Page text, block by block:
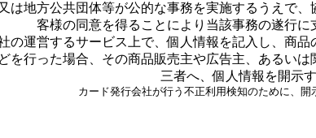
は地方公共団体等が公的な事務を実施するうえで
客様の同意を得ることにより当該事務の遂行に
の運営するサービス上で、個人情報を記入し、商
を行った場合、その商品販売主や広告主、あるい
三者へ、個人情報を開示
カード発行会社が行う不正利用検知のために、